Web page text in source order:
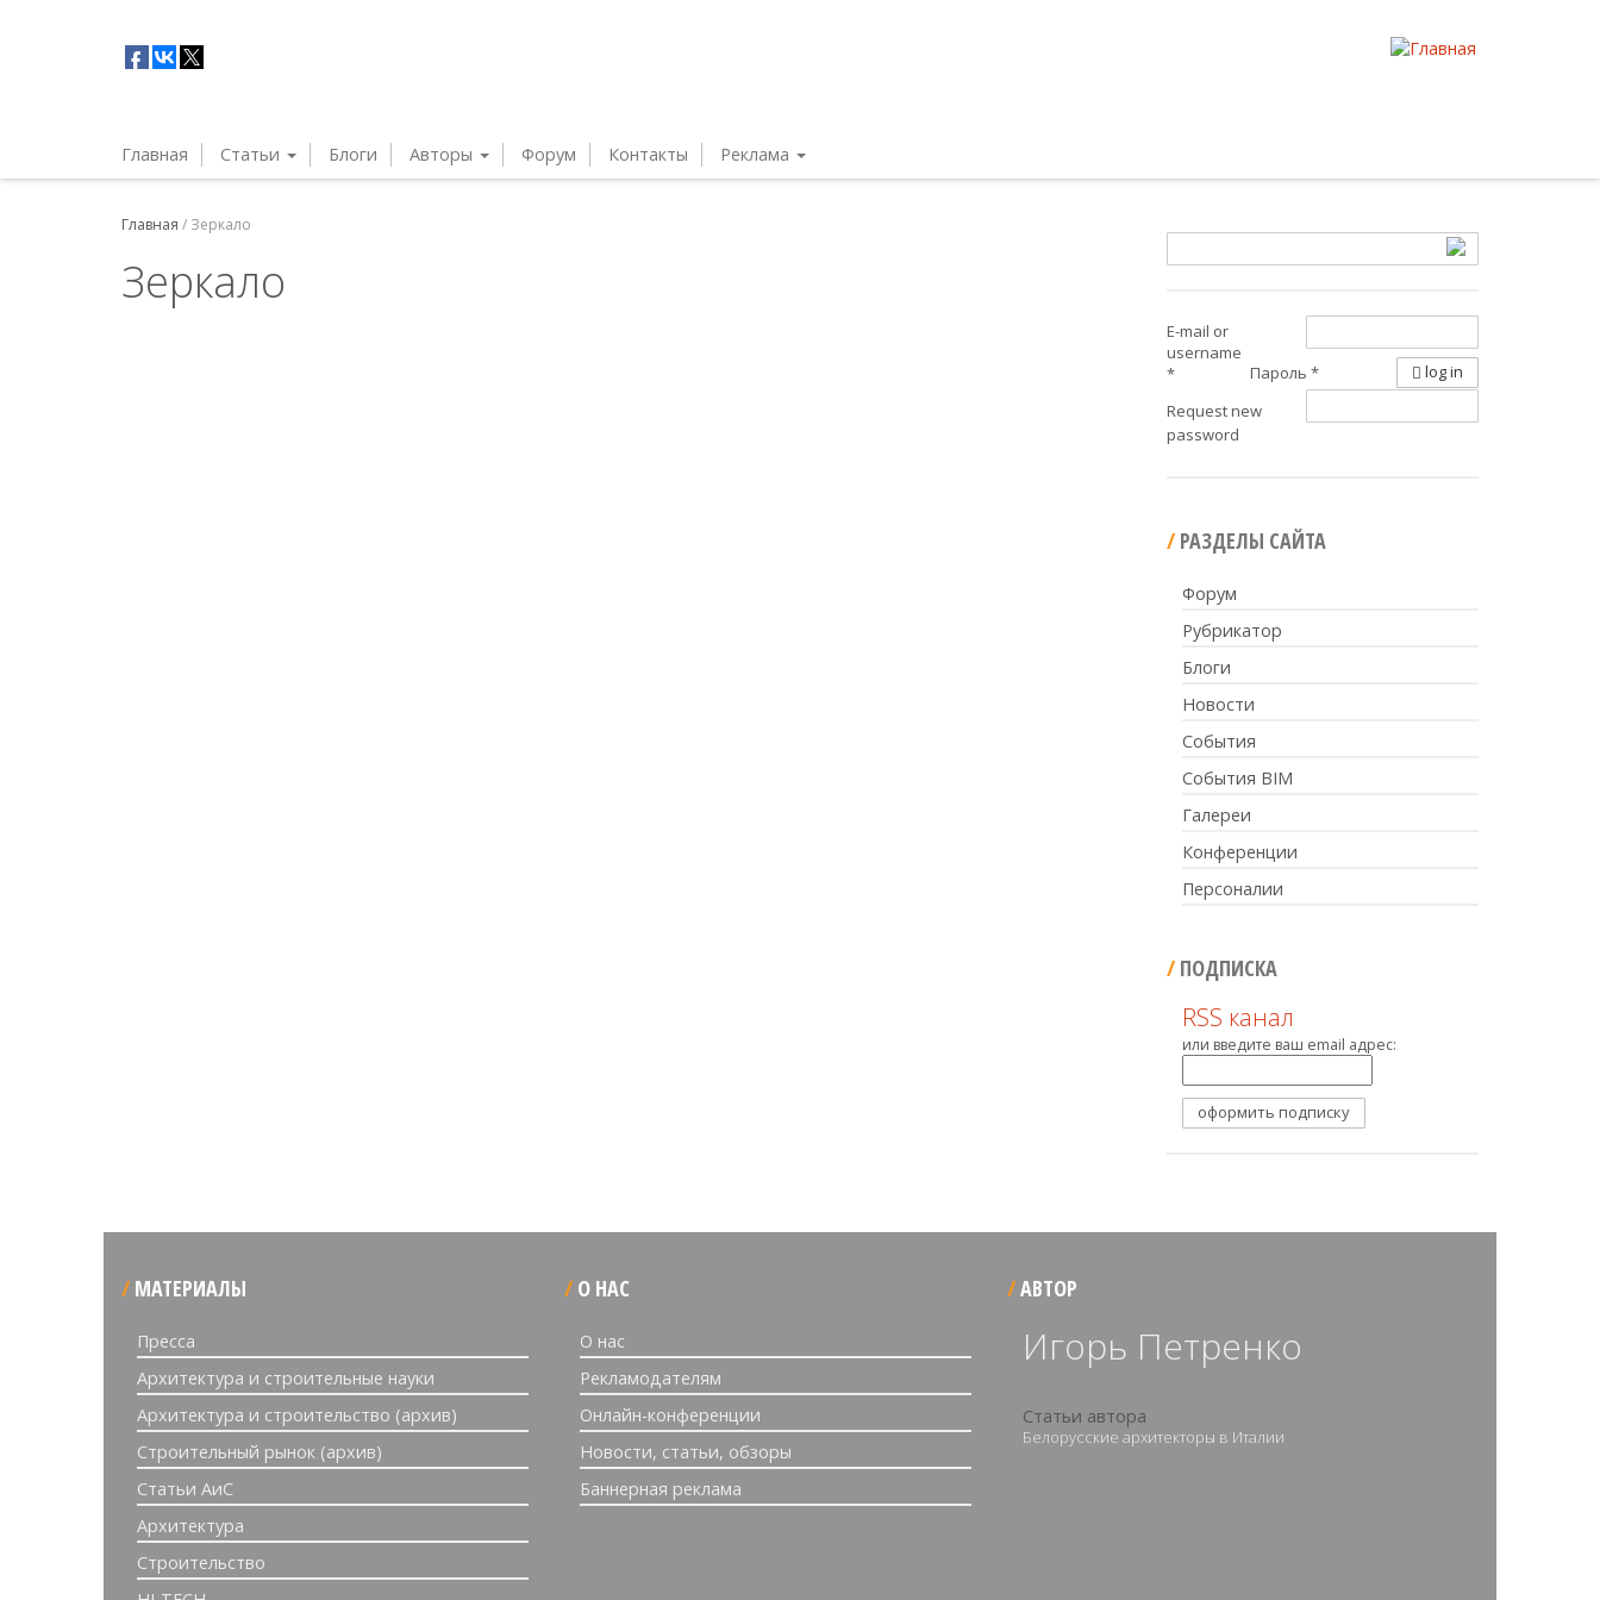
Главная Статьи Блоги Авторы Форум Контакты Реклама
Главная / Зеркало
Зеркало
E-mail or
username
*
Пароль *
Request new
password
log in
РАЗДЕЛЫ САЙТА
Форум
Рубрикатор
Блоги
Новости
События
События BIM
Галереи
Конференции
Персоналии
ПОДПИСКА
RSS канал
или введите ваш email адрес:
МАТЕРИАЛЫ
Пресса
Архитектура и строительные науки
Архитектура и строительство (архив)
Строительный рынок (архив)
Статьи АиС
Архитектура
Строительство
О НАС
О нас
Рекламодателям
Онлайн-конференции
Новости, статьи, обзоры
Баннерная реклама
АВТОР
Игорь Петренко
Статьи автора
Белорусские архитекторы в Италии